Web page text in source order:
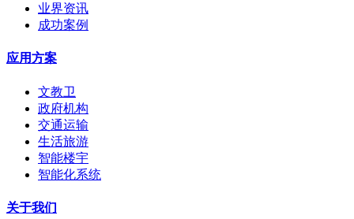
业界资讯
成功案例
应用方案
文教卫
政府机构
交通运输
生活旅游
智能楼宇
智能化系统
关于我们